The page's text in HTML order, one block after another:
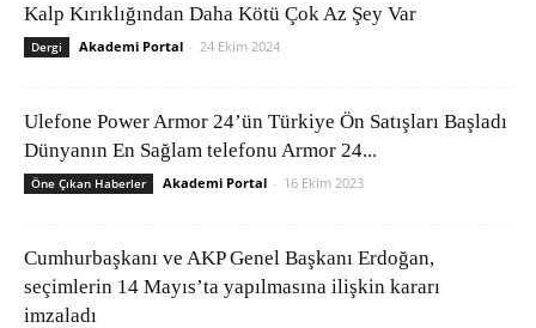
Kalp Kırıklığından Daha Kötü Çok Az Şey Var
Dergi Akademi Portal - 24 Ekim 2024
Ulefone Power Armor 24’ün Türkiye Ön Satışları Başladı
Dünyanın En Sağlam telefonu Armor 24...
Öne Çıkan Haberler Akademi Portal - 16 Ekim 2023
Cumhurbaşkanı ve AKP Genel Başkanı Erdoğan,
seçimlerin 14 Mayıs’ta yapılmasına ilişkin kararı
imzaladı